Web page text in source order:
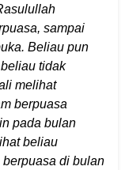
sampai
Beliau pun
tidak
melihat
berpuasa
pada bulan
beliau
di bulan